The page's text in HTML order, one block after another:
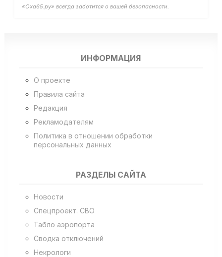
«Оха65.ру» всегда заботится о вашей безопасности.
ИНФОРМАЦИЯ
О проекте
Правила сайта
Редакция
Рекламодателям
Политика в отношении обработки
персональных данных
РАЗДЕЛЫ САЙТА
Новости
Спецпроект. СВО
Табло аэропорта
Сводка отключений
Некрологи